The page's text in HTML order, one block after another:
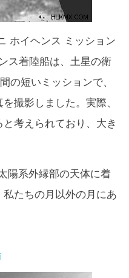
ホイヘンス ミッション
ス着陸船は、土星の衛
の短いミッションで、
撮影しました。実際、
考えられており、大き
陽系外縁部の天体に着
たちの月以外の月にあ